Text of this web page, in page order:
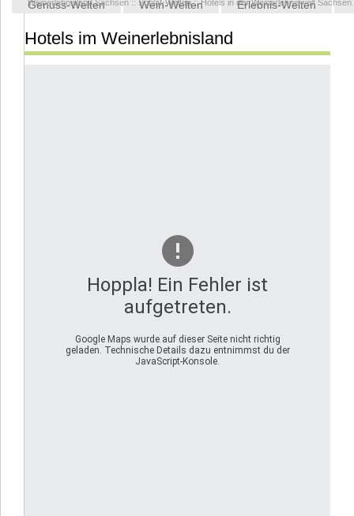
Genuss-Welten Wein-Welten Erlebnis-Welten
Kontakt
Weinerlebnisland Sachsen :: Schlaf-Welten::Hotels in der Weinerlebniswelt Sachsen
Hotels im Weinerlebnisland
Hoppla! Ein Fehler ist
aufgetreten.
Google Maps wurde auf dieser Seite nicht richtig
geladen. Technische Details dazu entnimmst du der
JavaScript-Konsole.